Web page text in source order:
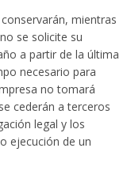
mientras
se solicite su
a partir de la última
necesario para
no tomará
cederán a terceros
legal y los
ejecución de un